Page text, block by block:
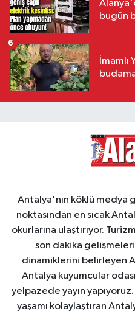
bugün
6
Antalya'nın köklü medya
noktasından en sıcak
okurlarına ulaştırıyor.
son dakika
dinamiklerini belirleyen
Antalya kuyumcular
yelpazede yayın
yaşamı kolaylaştıran